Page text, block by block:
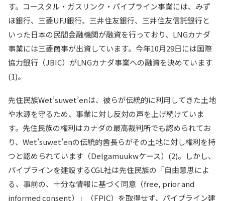
す。コースタル・ガスリンク・パイプライン事業には、みず
ほ銀行、三菱UFJ銀行、三井住友銀行、三井住友信託銀行と
いった日本の民間金融機関が融資を行っており、LNGカナダ
事業には三菱商事が出資しています。今年10月29日には国際
協力銀行（JBIC）がLNGカナダ事業への融資を決めています
(1)。
先住民族Wet’suwet’enは、彼らが伝統的に利用してきた土地
や水源を守るため、事業に対し反対の声を上げ続けていま
す。先住民族の権利はカナダの最高裁判所でも認められてお
り、Wet’suwet’enの伝統的酋長らがその土地に対し権利を持
つと認められています（Delgamuukwケース）(2)。しかし、
パイプラインを建設するCGL社は先住民族の「自由意思によ
る、事前の、十分な情報に基づく同意（free, prior and
informed consent）」（FPIC）を取得せず、パイプライン建